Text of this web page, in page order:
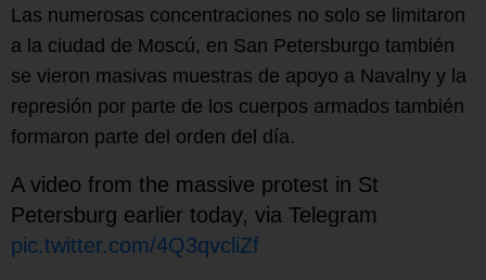
Las numerosas concentraciones no solo se limitaron
a la ciudad de Moscú, en San Petersburgo también
se vieron masivas muestras de apoyo a Navalny y la
represión por parte de los cuerpos armados también
formaron parte del orden del día.
A video from the massive protest in St
Petersburg earlier today, via Telegram
pic.twitter.com/4Q3qvcliZf